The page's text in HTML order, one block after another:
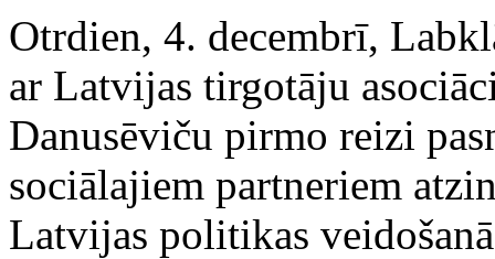
Otrdien, 4. decembrī,
ar Latvijas tirgotāju
Danusēviču pirmo reizi
sociālajiem partneriem
Latvijas politikas